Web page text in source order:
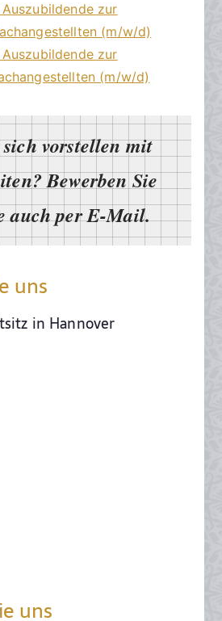
zur
(m/w/d)
zur
(m/w/d)
vorstellen mit
Bewerben Sie
auch per E-Mail.
uns
in Hannover
uns